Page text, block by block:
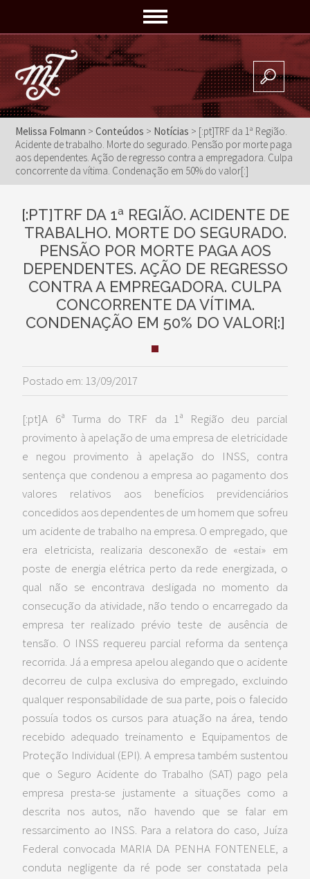
Melissa Folmann >Conteúdos > Notícias > [:pt]TRF da 1ª Região.
Acidente de trabalho. Morte do segurado. Pensão por morte paga
aos dependentes. Ação de regresso contra a empregadora. Culpa
concorrente da vítima. Condenação em 50% do valor[:]
[:PT]TRF DA 1ª REGIÃO. ACIDENTE DE
TRABALHO. MORTE DO SEGURADO.
PENSÃO POR MORTE PAGA AOS
DEPENDENTES. AÇÃO DE REGRESSO
CONTRA A EMPREGADORA. CULPA
CONCORRENTE DA VÍTIMA.
CONDENAÇÃO EM 50% DO VALOR[:]
Postado em: 13/09/2017
[:pt]A 6ª Turma do TRF da 1ª Região deu parcial
provimento à apelação de uma empresa de eletricidade
e negou provimento à apelação do INSS, contra
sentença que condenou a empresa ao pagamento dos
valores relativos aos benefícios previdenciários
concedidos aos dependentes de um homem que sofreu
um acidente de trabalho na empresa. O empregado, que
era eletricista, realizaria desconexão de «estai» em
poste de energia elétrica perto da rede energizada, o
qual não se encontrava desligada no momento da
consecução da atividade, não tendo o encarregado da
empresa ter realizado prévio teste de ausência de
tensão. O INSS requereu parcial reforma da sentença
recorrida. Já a empresa apelou alegando que o acidente
decorreu de culpa exclusiva do empregado, excluindo
qualquer responsabilidade de sua parte, pois o falecido
possuía todos os cursos para atuação na área, tendo
recebido adequado treinamento e Equipamentos de
Proteção Individual (EPI). A empresa também sustentou
que o Seguro Acidente do Trabalho (SAT) pago pela
empresa presta-se justamente a situações como a
descrita nos autos, não havendo que se falar em
ressarcimento ao INSS. Para a relatora do caso, Juíza
Federal convocada MARIA DA PENHA FONTENELE, a
conduta negligente da ré pode ser constatada pela